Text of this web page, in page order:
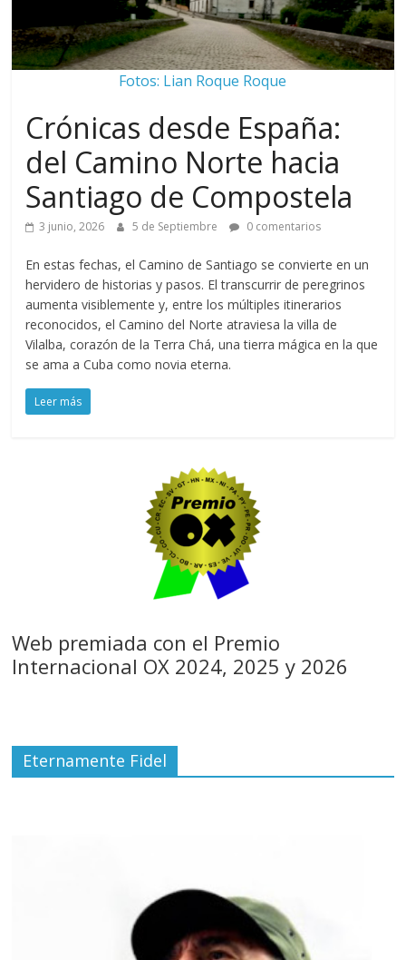
Fotos: Lian Roque Roque
Crónicas desde España:
del Camino Norte hacia
Santiago de Compostela
3 junio, 2026 5 de Septiembre 0 comentarios
En estas fechas, el Camino de Santiago se convierte en un
hervidero de historias y pasos. El transcurrir de peregrinos
aumenta visiblemente y, entre los múltiples itinerarios
reconocidos, el Camino del Norte atraviesa la villa de
Vilalba, corazón de la Terra Chá, una tierra mágica en la que
se ama a Cuba como novia eterna.
Leer más
Web premiada con el Premio
Internacional OX 2024, 2025 y 2026
Eternamente Fidel